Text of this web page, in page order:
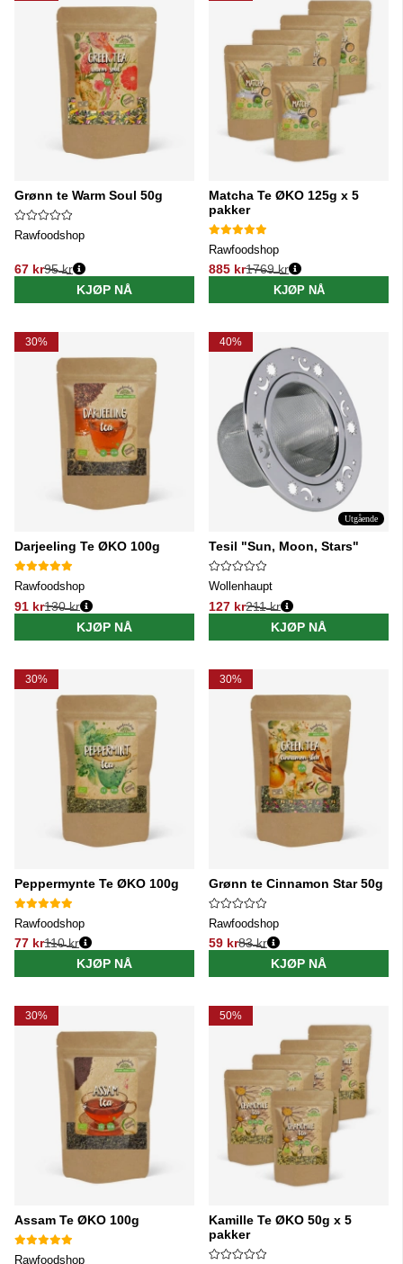
Grønn te Warm Soul 50g
Rawfoodshop
67 kr
Vanlig pris:
95 kr
KJØP NÅ
Matcha Te ØKO 125g x 5
pakker
Rawfoodshop
885 kr
Vanlig pris:
1769 kr
KJØP NÅ
30%
Darjeeling Te ØKO 100g
Rawfoodshop
91 kr
Vanlig pris:
130 kr
KJØP NÅ
40%
Utgående
Tesil "Sun, Moon, Stars"
Wollenhaupt
127 kr
Vanlig pris:
211 kr
KJØP NÅ
30%
Peppermynte Te ØKO 100g
Rawfoodshop
77 kr
Vanlig pris:
110 kr
KJØP NÅ
30%
Grønn te Cinnamon Star 50g
Rawfoodshop
59 kr
Vanlig pris:
83 kr
KJØP NÅ
30%
Assam Te ØKO 100g
Rawfoodshop
50%
Kamille Te ØKO 50g x 5
pakker